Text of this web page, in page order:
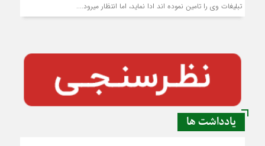
تبلیغات وی را تامین نموده اند ادا نماید، اما انتظار میرود....
یادداشت ها